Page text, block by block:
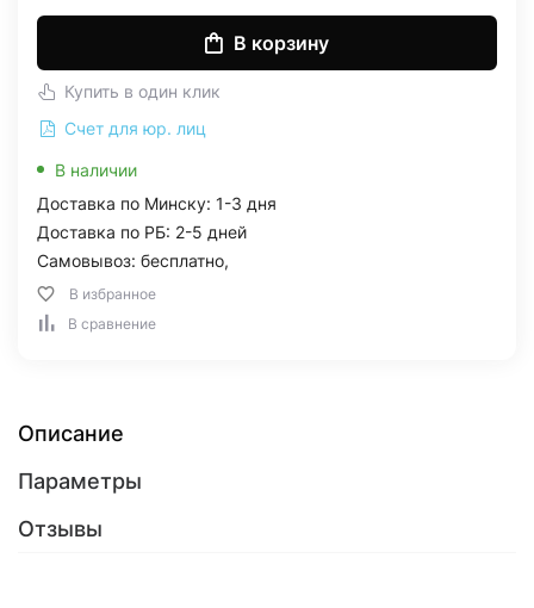
В корзину
Купить в один клик
Счет для юр. лиц
В наличии
Доставка по Минску: 1-3 дня
Доставка по РБ: 2-5 дней
Самовывоз: бесплатно,
В избранное
В сравнение
Описание
Параметры
Отзывы